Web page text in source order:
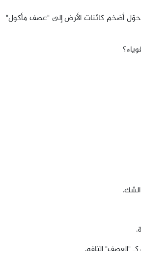
حوّل أضخم كائنات الأرض إلى "عصف مأكول"
"العصف" التافه.